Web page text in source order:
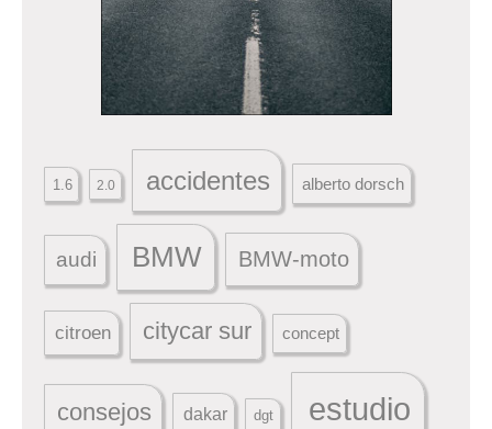
1.6 2.0 accidentes alberto dorsch
audi BMW BMW-moto
citroen citycar sur concept
consejos dakar dgt estudio